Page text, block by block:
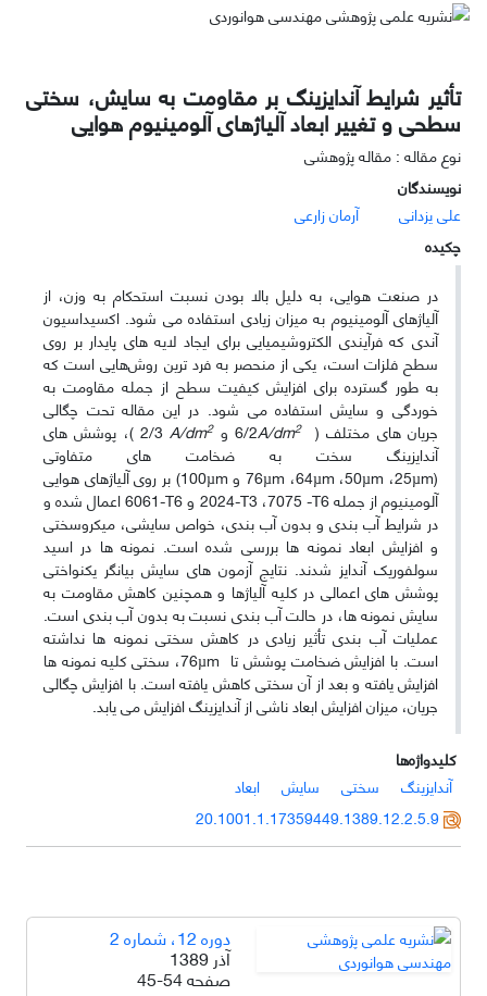
تأثیر شرایط آندایزینگ بر مقاومت به سایش، سختی
سطحی و تغییر ابعاد آلیاژهای آلومینیوم هوایی
نوع مقاله : مقاله پژوهشی
نویسندگان
علی یزدانی
آرمان زارعی
چکیده
در صنعت هوایی، به دلیل بالا بودن نسبت استحکام به وزن، از
آلیاژهای آلومینیوم به میزان زیادی استفاده می­ شود. اکسیداسیون
آندی که فرآیندی الکتروشیمیایی برای ایجاد لایه­ های پایدار بر روی
سطح فلزات است، یکی از منحصر به ­فرد ترین روشهایی است که
به ­طور گسترده برای افزایش کیفیت سطح از جمله مقاومت به
خوردگی و سایش استفاده می ­شود. در این مقاله تحت چگالی
جریان­ های مختلف ( A/dm2 6/2 و A/dm2
2/3 )، پوشش­ های
آندایزینگ سخت به ضخامت­ های متفاوتی
(
µm25، µm50، µm64، µm76 و µm
100) بر روی آلیاژهای هوایی
آلومینیوم از جملهT6- 7075، T3-2024 و T6
-6061 اعمال شده و
در شرایط آب­ بندی و بدون آب­ بندی، خواص سایشی، میکروسختی
و افزایش ابعاد نمونه­ ها بررسی شده است. نمونه­ ها در اسید
سولفوریک آندایز شدند. نتایج آزمون­ های سایش بیانگر یکنواختی
پوشش ­های اعمالی در کلیه آلیاژها و همچنین کاهش مقاومت به
سایش نمونه ­ها، در حالت آب­ بندی نسبت به بدون آب­ بندی است.
عملیات آب ­بندی تأثیر زیادی در کاهش سختی نمونه­ ها نداشته
است. با افزایش ضخامت پوشش تا µm
76، سختی کلیه نمونه ­ها
افزایش یافته و بعد از آن سختی کاهش یافته است. با افزایش چگالی
جریان، میزان افزایش ابعاد ناشی از آندایزینگ افزایش می ­یابد.
کلیدواژه‌ها
آندایزینگ
سختی سایش
ابعاد
20.1001.1.17359449.1389.12.2.5.9
دوره 12، شماره 2
آذر 1389
صفحه45-54